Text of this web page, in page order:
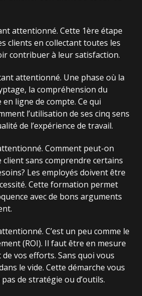
attentionné. Cette 1ère étape
clients en collectant toutes les
contribuer à leur satisfaction.
attentionné. Une phase où la
la compréhension du
ligne de compte. Ce qui
l’utilisation de ses cinq sens
de l’expérience de travail.
Comment peut-on
sans comprendre certains
Les employés doivent être
Cette formation permet
avec de bons arguments
C’est un peu comme le
(ROI). Il faut être en mesure
vos efforts. Sans quoi vous
le vide. Cette démarche vous
de stratégie ou d’outils.